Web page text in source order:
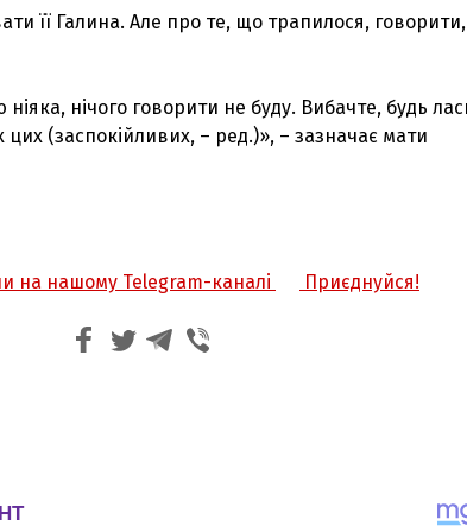
її Галина. Але про те, що трапилося,
нічого говорити не буду. Вибачте, будь
цих (заспокійливих, – ред.)», – зазначає мати
на нашому Telegram-каналі Приєднуйся!